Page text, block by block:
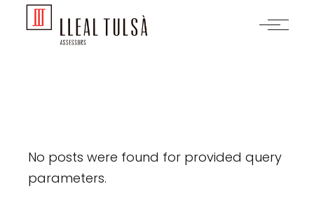
No posts were found for provided query
parameters.